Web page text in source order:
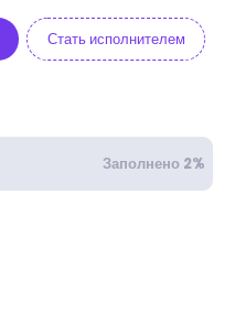
Стать исполнителем
Заполнено 2%